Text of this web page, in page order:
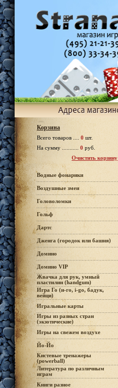
Корзина
Всего товаров .... 0 шт.
На сумму ........... 0 руб.
Очистить корзину
Водные фонарики
Воздушные змеи
Головоломки
Гольф
Дартс
Дженга (городок или башня)
Домино
Домино VIP
Жвачка для рук, умный
пластилин (handgum)
Игра Го (и-го, i-go, бадук,
вейци)
Игральные карты
Игры из разных стран
(экзотические)
Игры на свежем воздухе
Йо-Йо
Кистевые тренажеры
(powerball)
Литература по различным
играм
Книги разное